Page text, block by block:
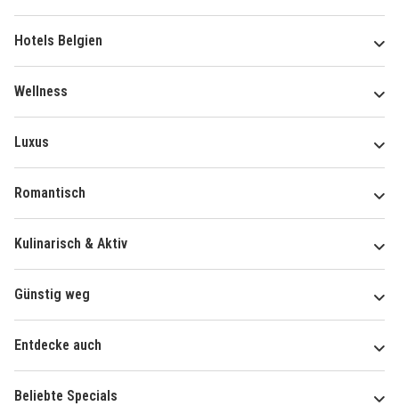
Hotels Belgien
Wellness
Luxus
Romantisch
Kulinarisch & Aktiv
Günstig weg
Entdecke auch
Beliebte Specials